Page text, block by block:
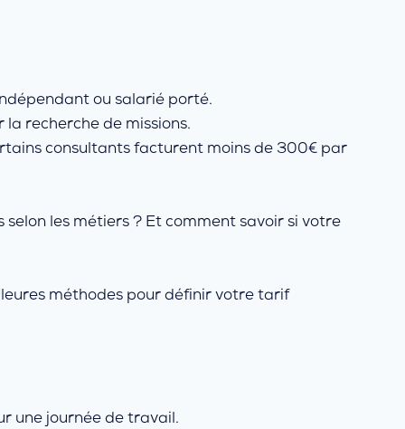
ou salarié porté.
recherche de missions.
consultants facturent moins de 300€ par
les métiers ? Et comment savoir si votre
méthodes pour définir votre tarif
une journée de travail.